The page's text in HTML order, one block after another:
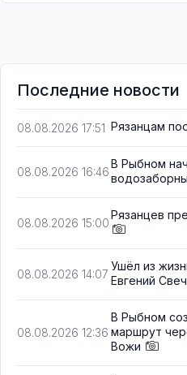
Последние новости
08.08.2026 17:51 Рязанцам
08.08.2026 16:46
В Рыбном
08.08.2026 15:00
Рязанцев
08.08.2026 14:07
Ушёл из
Евгений
08.08.2026 12:36
В Рыбном
маршрут
Вожи